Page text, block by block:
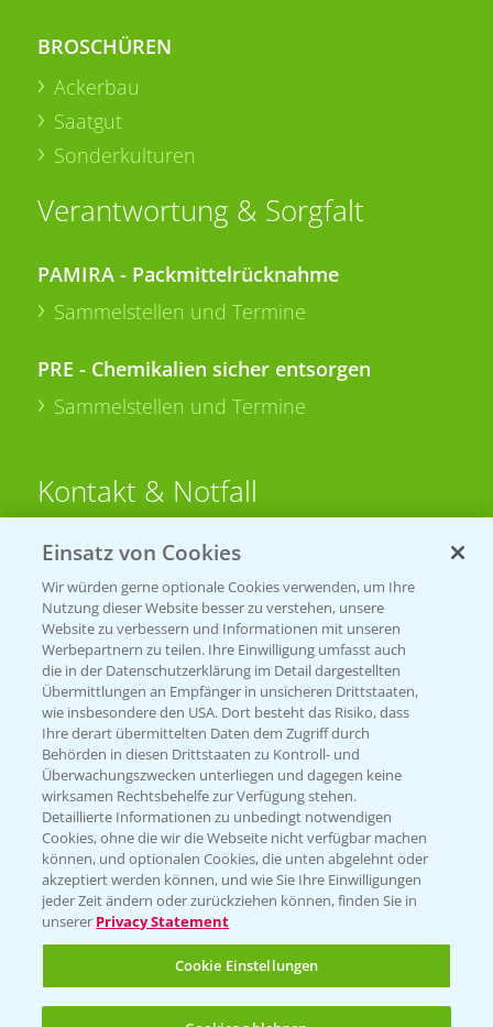
BROSCHÜREN
Ackerbau
Saatgut
Sonderkulturen
Verantwortung & Sorgfalt
PAMIRA - Packmittelrücknahme
Sammelstellen und Termine
PRE - Chemikalien sicher entsorgen
Sammelstellen und Termine
Kontakt & Notfall
Beratung auf WhatsApp
T.+49 (0)174 346 564 1
KONTAKT
Hilfe in Notfällen
T.+49 (0)214/30-20220
Folgen Sie uns
Einsatz von Cookies
Wir würden gerne optionale Cookies verwenden, um Ihre
Nutzung dieser Website besser zu verstehen, unsere
Website zu verbessern und Informationen mit unseren
Werbepartnern zu teilen. Ihre Einwilligung umfasst auch
die in der Datenschutzerklärung im Detail dargestellten
Übermittlungen an Empfänger in unsicheren Drittstaaten,
wie insbesondere den USA. Dort besteht das Risiko, dass
Ihre derart übermittelten Daten dem Zugriff durch
Behörden in diesen Drittstaaten zu Kontroll- und
Überwachungszwecken unterliegen und dagegen keine
wirksamen Rechtsbehelfe zur Verfügung stehen.
Detaillierte Informationen zu unbedingt notwendigen
Cookies, ohne die wir die Webseite nicht verfügbar machen
können, und optionalen Cookies, die unten abgelehnt oder
akzeptiert werden können, und wie Sie Ihre Einwilligungen
jeder Zeit ändern oder zurückziehen können, finden Sie in
unserer Privacy Statement
Cookie Einstellungen